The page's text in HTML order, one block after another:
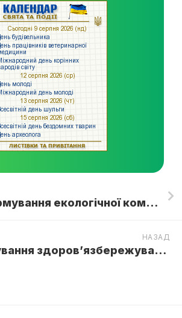
В рамках формування екологічної компетентності пропонуємо пройти освітній квест “Скільки живе сміття?” та перевірити свої знання
НАЗАД
Для формування здоров’язбережувальної компетентності вихованцям гуртка “Фіткросики” ЗПО “ЦТДтаЮ Олександрівського району” було надано творче завдання”Вітамінний квест. Вітамінний експерт”